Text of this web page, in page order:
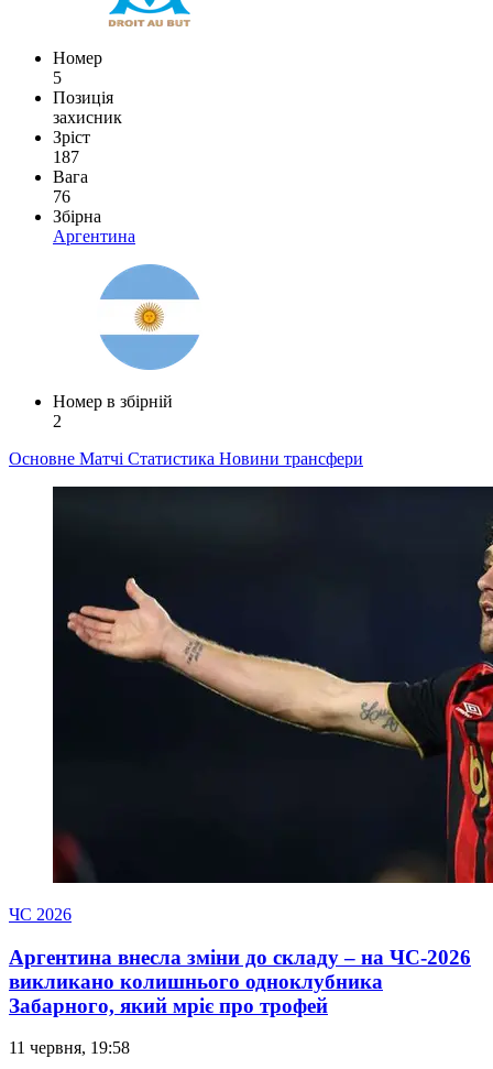
Номер
5
Позиція
захисник
Зріст
187
Вага
76
Збірна
Аргентина
Номер в збірній
2
Основне Матчі Статистика Новини трансфери
ЧС 2026
Аргентина внесла зміни до складу – на ЧС-2026
викликано колишнього одноклубника
Забарного, який мріє про трофей
11 червня, 19:58